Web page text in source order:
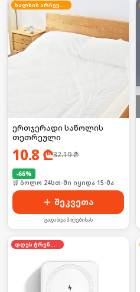
ხალხის არჩევანი
ერთჯერადი საწოლის
თეთრეული
10.8 ₾32.19₾
-66%
🛒 ბოლო 24სთ-ში იყიდა 15-მა
შეკვეთა
გადახდა მიღებისას
დღეს ტრენდში